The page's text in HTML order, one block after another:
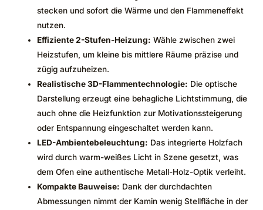
stecken und sofort die Wärme und den Flammeneffekt
nutzen.
Effiziente 2-Stufen-Heizung: Wähle zwischen zwei
Heizstufen, um kleine bis mittlere Räume präzise und
zügig aufzuheizen.
Realistische 3D-Flammentechnologie: Die optische
Darstellung erzeugt eine behagliche Lichtstimmung, die
auch ohne die Heizfunktion zur Motivationssteigerung
oder Entspannung eingeschaltet werden kann.
LED-Ambientebeleuchtung: Das integrierte Holzfach
wird durch warm-weißes Licht in Szene gesetzt, was
dem Ofen eine authentische Metall-Holz-Optik verleiht.
Kompakte Bauweise: Dank der durchdachten
Abmessungen nimmt der Kamin wenig Stellfläche in der